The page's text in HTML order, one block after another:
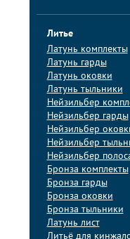
Литье
Латунь комплекты
Латунь гарды
Латунь оковки
Латунь тыльники
Нейзильбер
Нейзильбер гарды
Нейзильбер
Нейзильбер
Нейзильбер
Бронза комплекты
Бронза гарды
Бронза оковки
Бронза тыльники
Латунь лист
Литьё для